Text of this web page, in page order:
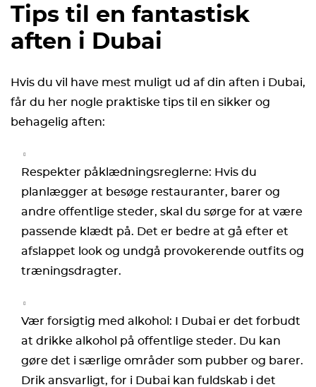
Tips til en fantastisk
aften i Dubai
Hvis du vil have mest muligt ud af din aften i Dubai,
får du her nogle praktiske tips til en sikker og
behagelig aften:
Respekter påklædningsreglerne: Hvis du
planlægger at besøge restauranter, barer og
andre offentlige steder, skal du sørge for at være
passende klædt på. Det er bedre at gå efter et
afslappet look og undgå provokerende outfits og
træningsdragter.
Vær forsigtig med alkohol: I Dubai er det forbudt
at drikke alkohol på offentlige steder. Du kan
gøre det i særlige områder som pubber og barer.
Drik ansvarligt, for i Dubai kan fuldskab i det